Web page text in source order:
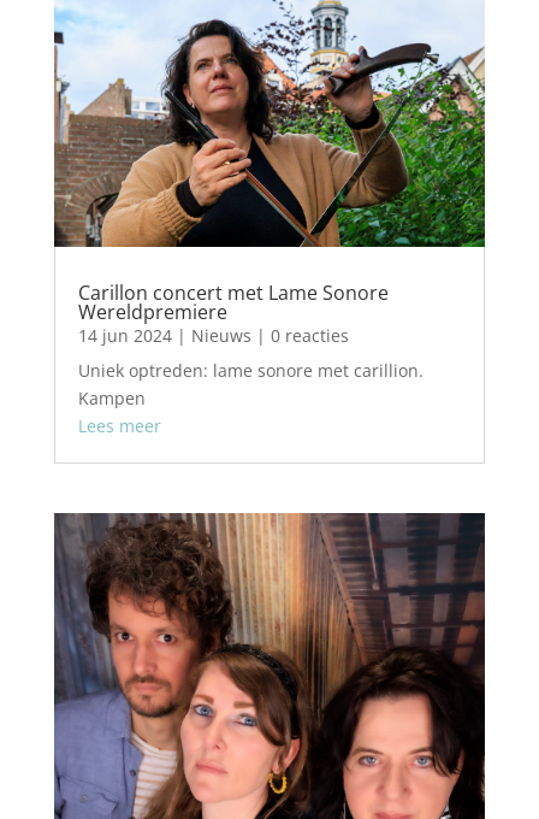
Carillon concert met Lame Sonore
Wereldpremiere
14 jun 2024| Nieuws | 0 reacties
Uniek optreden: lame sonore met carillion.
Kampen
Lees meer